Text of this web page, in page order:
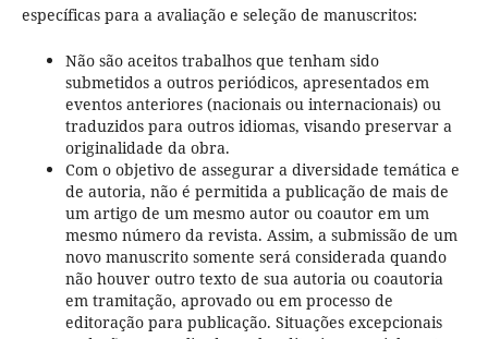
específicas para a avaliação e seleção de manuscritos:
Não são aceitos trabalhos que tenham sido
submetidos a outros periódicos, apresentados em
eventos anteriores (nacionais ou internacionais) ou
traduzidos para outros idiomas, visando preservar a
originalidade da obra.
Com o objetivo de assegurar a diversidade temática e
de autoria, não é permitida a publicação de mais de
um artigo de um mesmo autor ou coautor em um
mesmo número da revista. Assim, a submissão de um
novo manuscrito somente será considerada quando
não houver outro texto de sua autoria ou coautoria
em tramitação, aprovado ou em processo de
editoração para publicação. Situações excepcionais